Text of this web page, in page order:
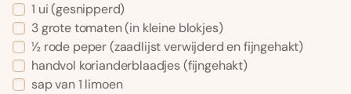
1 ui (gesnipperd)
3 grote tomaten (in kleine blokjes)
½ rode peper (zaadlijst verwijderd en fijngehakt)
handvol korianderblaadjes (fijngehakt)
sap van 1 limoen